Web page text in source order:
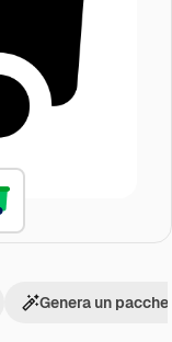
Genera un